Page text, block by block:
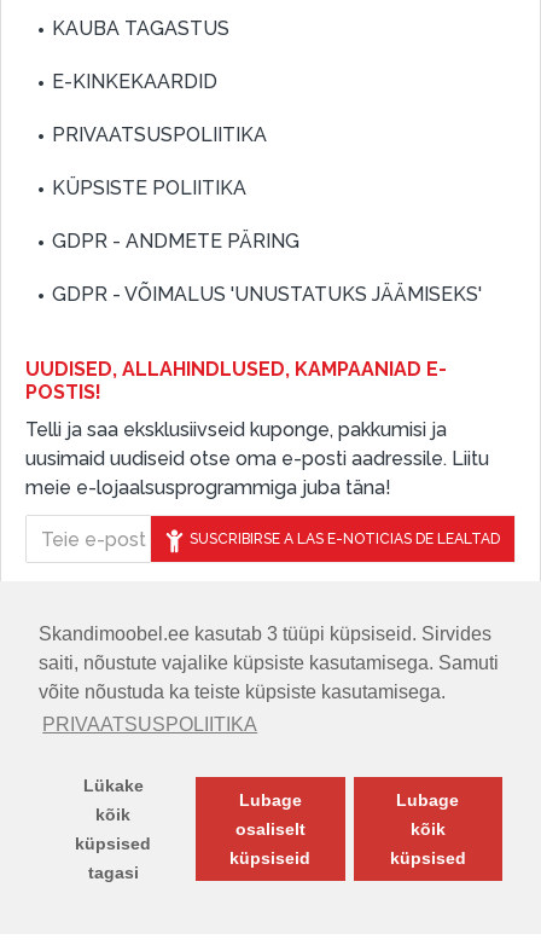
Skandimoobel.ee kasutab 3 tüüpi küpsiseid. Sirvides
saiti, nõustute vajalike küpsiste kasutamisega. Samuti
võite nõustuda ka teiste küpsiste kasutamisega.
PRIVAATSUSPOLIITIKA
Lükake
kõik
küpsised
tagasi
Lubage
osaliselt
küpsiseid
Lubage
kõik
küpsised
KAUBA TAGASTUS
E-KINKEKAARDID
PRIVAATSUSPOLIITIKA
KÜPSISTE POLIITIKA
GDPR - ANDMETE PÄRING
GDPR - VÕIMALUS 'UNUSTATUKS JÄÄMISEKS'
UUDISED, ALLAHINDLUSED, KAMPAANIAD E-
POSTIS!
Telli ja saa eksklusiivseid kuponge, pakkumisi ja
uusimaid uudiseid otse oma e-posti aadressile. Liitu
meie e-lojaalsusprogrammiga juba täna!
SUSCRIBIRSE A LAS E-NOTICIAS DE LEALTAD
JÄLGIGE MEID SOTSIAALMEEDIAS